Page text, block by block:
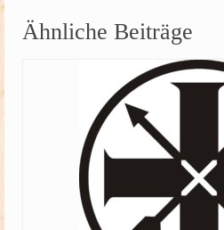
Ähnliche Beiträge